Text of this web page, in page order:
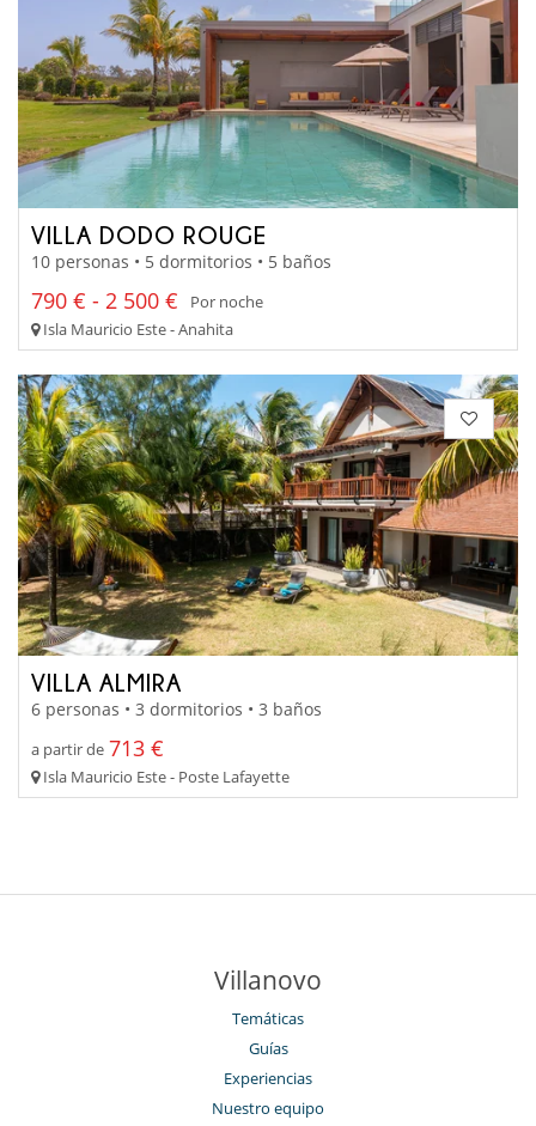
VILLA DODO ROUGE
10 personas • 5 dormitorios • 5 baños
790 € - 2 500 €
Por noche
Isla Mauricio Este - Anahita
VILLA ALMIRA
6 personas • 3 dormitorios • 3 baños
a partir de 713 €
Isla Mauricio Este - Poste Lafayette
Villanovo
Temáticas
Guías
Experiencias
Nuestro equipo